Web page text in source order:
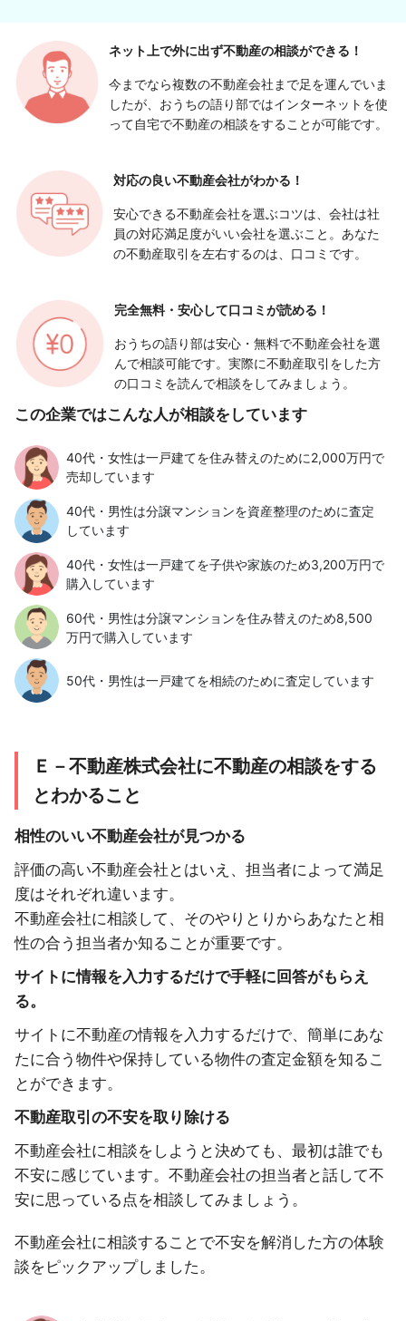
ネット上で外に出ず不動産の相談ができる！
今までなら複数の不動産会社まで足を運んでいま
したが、おうちの語り部ではインターネットを使
って自宅で不動産の相談をすることが可能です。
対応の良い不動産会社がわかる！
安心できる不動産会社を選ぶコツは、会社は社
員の対応満足度がいい会社を選ぶこと。あなた
の不動産取引を左右するのは、口コミです。
完全無料・安心して口コミが読める！
おうちの語り部は安心・無料で不動産会社を選
んで相談可能です。実際に不動産取引をした方
の口コミを読んで相談をしてみましょう。
この企業ではこんな人が相談をしています
40代・女性は一戸建てを住み替えのために2,000万円で
売却しています
40代・男性は分譲マンションを資産整理のために査定
しています
40代・女性は一戸建てを子供や家族のため3,200万円で
購入しています
60代・男性は分譲マンションを住み替えのため8,500
万円で購入しています
50代・男性は一戸建てを相続のために査定しています
Ｅ－不動産株式会社に不動産の相談をする
とわかること
相性のいい不動産会社が見つかる
評価の高い不動産会社とはいえ、担当者によって満足
度はそれぞれ違います。
不動産会社に相談して、そのやりとりからあなたと相
性の合う担当者か知ることが重要です。
サイトに情報を入力するだけで手軽に回答がもらえ
る。
サイトに不動産の情報を入力するだけで、簡単にあな
たに合う物件や保持している物件の査定金額を知るこ
とができます。
不動産取引の不安を取り除ける
不動産会社に相談をしようと決めても、最初は誰でも
不安に感じています。不動産会社の担当者と話して不
安に思っている点を相談してみましょう。
不動産会社に相談することで不安を解消した方の体験
談をピックアップしました。